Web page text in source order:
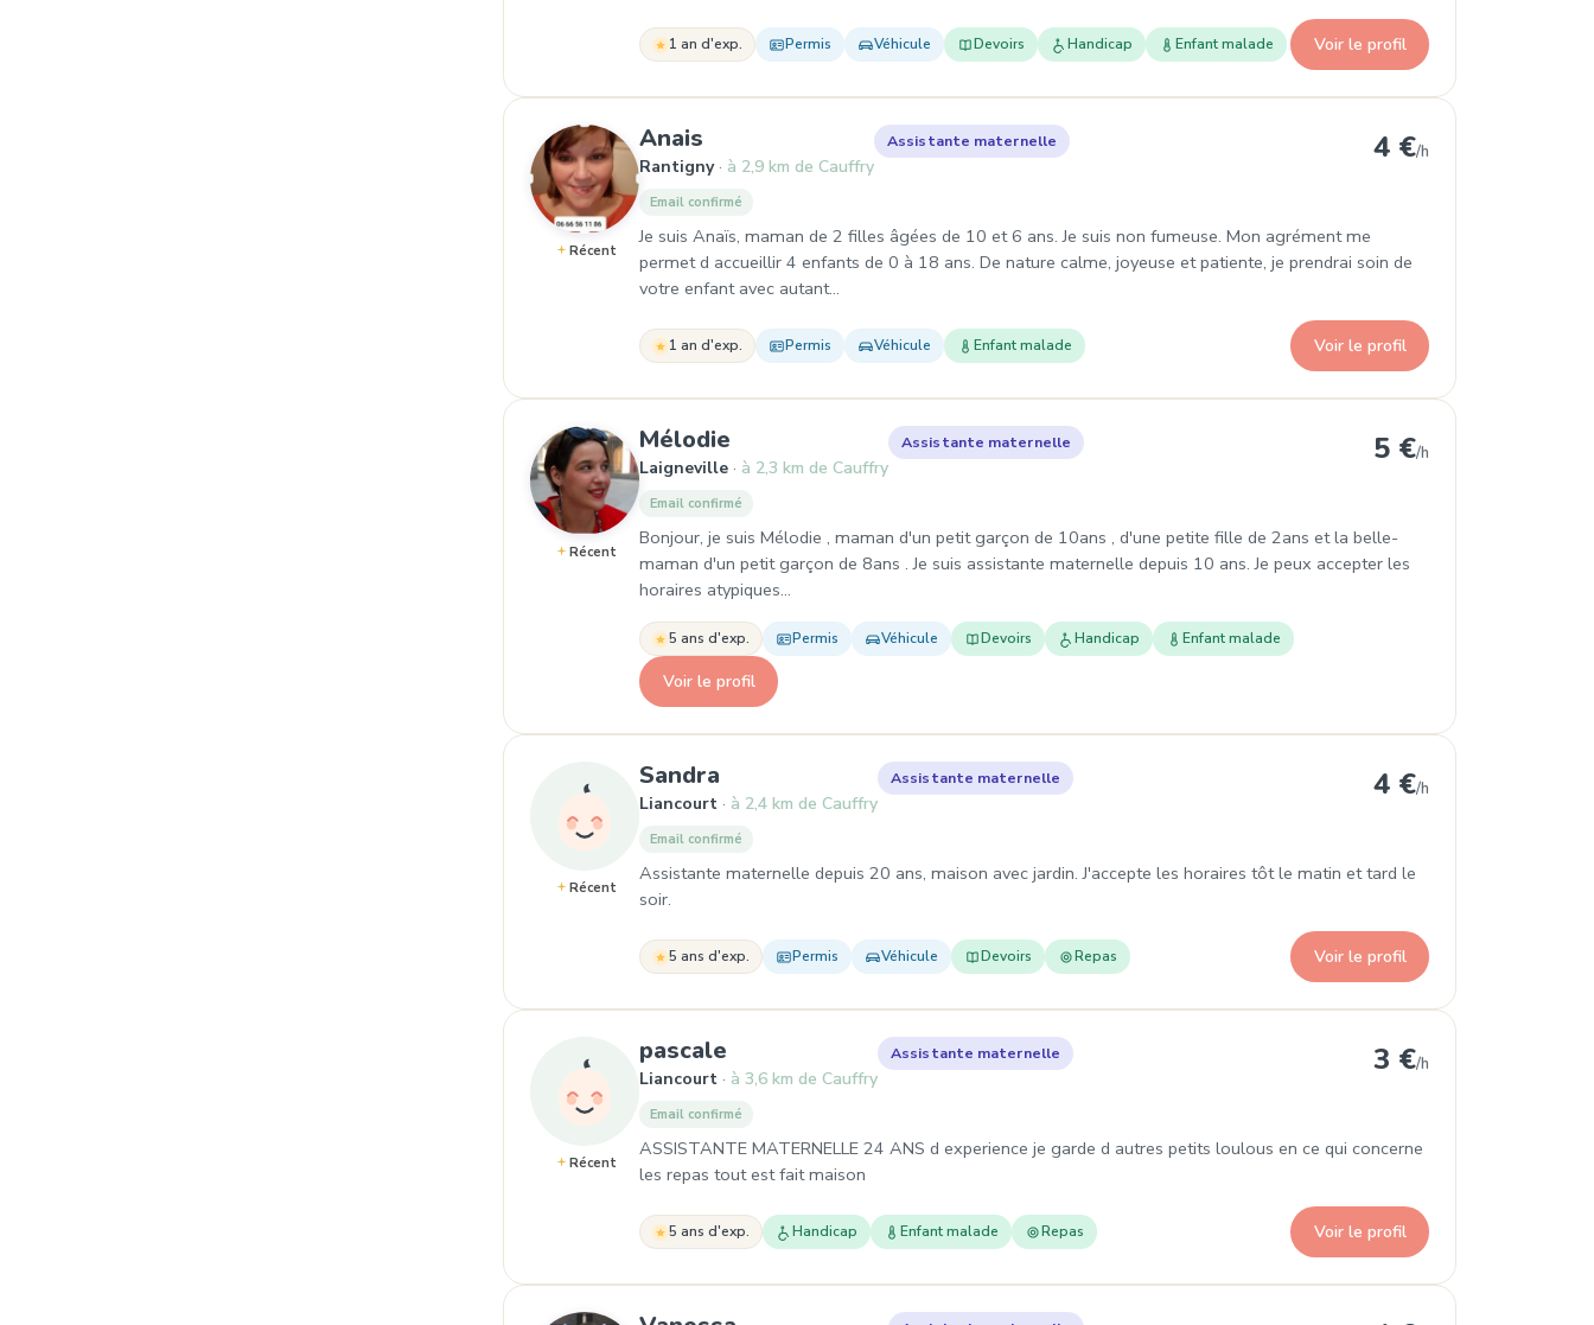
1 an d'exp. Permis Véhicule Devoirs Handicap Enfant malade Voir le profil
Récent
Anais , Assistante maternelle à Rantigny
Rantigny à 2,9 km de Cauffry
Assistante maternelle 4 €/h
Email confirmé
Je suis Anaïs, maman de 2 filles âgées de 10 et 6 ans. Je suis non fumeuse. Mon agrément me
permet d accueillir 4 enfants de 0 à 18 ans. De nature calme, joyeuse et patiente, je prendrai soin de
votre enfant avec autant…
1 an d'exp. Permis Véhicule Enfant malade Voir le profil
Récent
Mélodie , Assistante maternelle à Laigneville
Laigneville à 2,3 km de Cauffry
Assistante maternelle 5 €/h
Email confirmé
Bonjour, je suis Mélodie , maman d'un petit garçon de 10ans , d'une petite fille de 2ans et la belle-
maman d'un petit garçon de 8ans . Je suis assistante maternelle depuis 10 ans. Je peux accepter les
horaires atypiques…
5 ans d'exp. Permis Véhicule Devoirs Handicap Enfant malade
Voir le profil
Récent
Sandra , Assistante maternelle à Liancourt
Liancourt à 2,4 km de Cauffry
Assistante maternelle 4 €/h
Email confirmé
Assistante maternelle depuis 20 ans, maison avec jardin. J'accepte les horaires tôt le matin et tard le
soir.
5 ans d'exp. Permis Véhicule Devoirs Repas Voir le profil
Récent
pascale , Assistante maternelle à Liancourt
Liancourt à 3,6 km de Cauffry
Assistante maternelle 3 €/h
Email confirmé
ASSISTANTE MATERNELLE 24 ANS d experience je garde d autres petits loulous en ce qui concerne
les repas tout est fait maison
5 ans d'exp. Handicap Enfant malade Repas Voir le profil